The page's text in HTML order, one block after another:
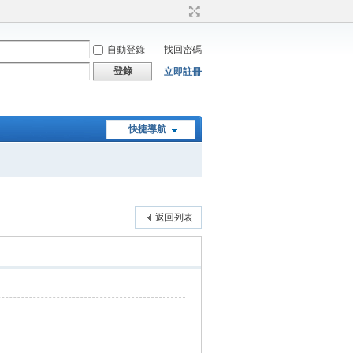
自動登錄
找回密碼
登錄
立即註冊
快捷導航
返回列表